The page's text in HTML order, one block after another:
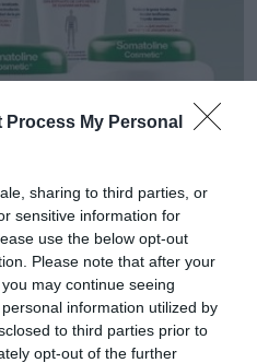
Process My Personal
sharing to third parties, or
sensitive information for
use the below opt-out
Please note that after your
may continue seeing
information utilized by
to third parties prior to
opt-out of the further
cumple
14/02/2019
en 2009 y tras 10 años de
mercado de los reductores y
de cada mujer gracias
formatos, tanto femeninos como